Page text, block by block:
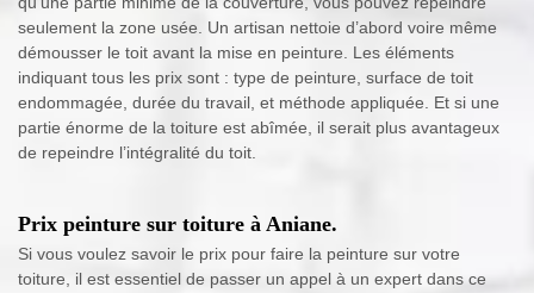
seulement la zone usée. Un artisan nettoie d’abord voire même
démousser le toit avant la mise en peinture. Les éléments
indiquant tous les prix sont : type de peinture, surface de toit
endommagée, durée du travail, et méthode appliquée. Et si une
partie énorme de la toiture est abîmée, il serait plus avantageux
de repeindre l’intégralité du toit.
Prix peinture sur toiture à Aniane.
Si vous voulez savoir le prix pour faire la peinture sur votre
toiture, il est essentiel de passer un appel à un expert dans ce